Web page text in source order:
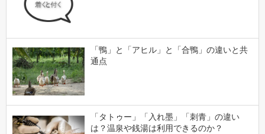
「鴨」と「アヒル」と「合鴨」の違いと共
通点
「タトゥー」「入れ墨」「刺青」の違い
は？温泉や銭湯は利用できるのか？